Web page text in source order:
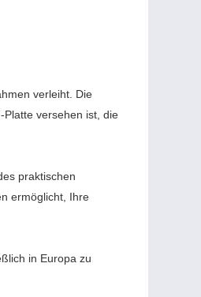
verleiht. Die
versehen ist, die
praktischen
ermöglicht, Ihre
in Europa zu